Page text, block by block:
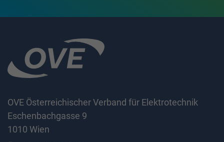
OVE Österreichischer Verband für Elektrotechnik
Eschenbachgasse 9
1010 Wien